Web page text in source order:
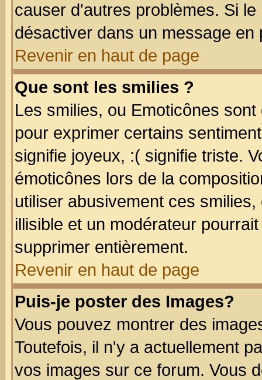
causer d'autres problèmes. Si
désactiver dans un message
Revenir en haut de page
Que sont les smilies ?
Les smilies, ou Emoticônes
pour exprimer certains
signifie joyeux, :( signifie triste.
émoticônes lors de la
utiliser abusivement ces
illisible et un modérateur
supprimer entièrement.
Revenir en haut de page
Puis-je poster des Images?
Vous pouvez montrer des
Toutefois, il n'y a actuellement
vos images sur ce forum. Vous